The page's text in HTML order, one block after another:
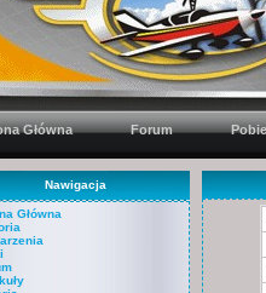
Główna Forum
Nawigacja
Główna